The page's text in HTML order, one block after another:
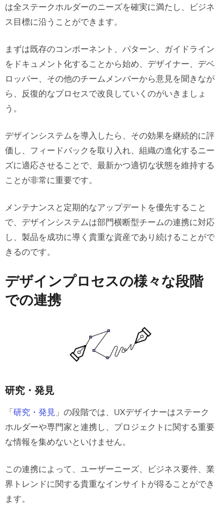
は全ステークホルダーのニーズを確実に満たし、ビジネ
ス目標に沿うことができます。
まずは既存のコンポーネント、パターン、ガイドライン
をドキュメント化することから始め、デザイナー、デベ
ロッパー、その他のチームメンバーから意見を聞きなが
ら、反復的なプロセスで改良していくのがいきましょ
う。
デザインシステムを導入したら、その効果を継続的に評
価し、フィードバックを取り入れ、組織の進化するニー
ズに適応させることで、最新かつ適切な状態を維持する
ことが非常に重要です。
メンテナンスと定期的なアップデートを優先すること
で、デザインシステムは部門横断型チームの連携に対応
し、製品を成功に導く貴重な資産であり続けることがで
きるのです。
デザインプロセスの様々な段階
での連携
研究・発見
「 研究・発見 」の段階では、UXデザイナーはステーク
ホルダーや専門家と連携し、プロジェクトに関する重要
な情報を集めないといけません。
この連携によって、ユーザーニーズ、ビジネス要件、業
界トレンドに関する貴重なインサイトが得ることができ
ます。